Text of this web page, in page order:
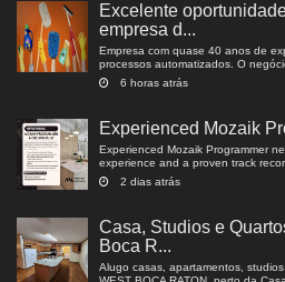
Excelente
empresa d...
Empresa com quase 40 anos de
processos automatizados. O
6 horas atrás
Experienced Mozaik
Experienced Mozaik Programmer
experience and a proven track
2 dias atrás
Casa, Studios e
Boca R...
Alugo casas, apartamentos,